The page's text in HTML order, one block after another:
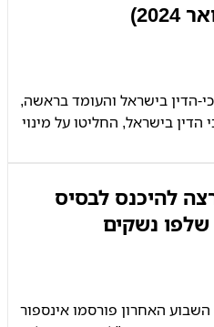
הדין בישראל והעומד בראשה,
הדין בישראל, החליטו על מינוי
ועדת צבא ובטחון של לשכת
להיכנס לבסיס
שלפו נשקים
האחרון פורסמו אינספור